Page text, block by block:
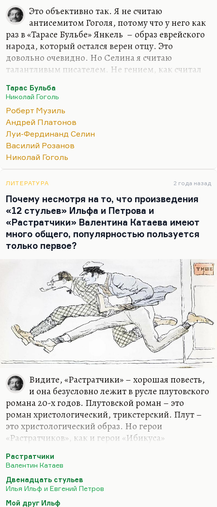
Это объективно так. Я не считаю
антисемитом Гоголя, потому что у него как
раз в «Тарасе Бульбе» Янкель – образ еврейского
народа, который остался верен отцу. Это
довольно очевидно. Но Селина я считаю
талантливым писателем. Не гением, как считал
отцом литературы ХХ века). Но я считаю Селина
писателем, хотя я прочел его довольно поздно –
кстати, по личной рекомендации того же
Нагибина. Мы встретились в «Вечернем клубе», я
его спросил о какой-то книге, и он сказал:
Селина это все чушь»
Платонова. Относительно Селина и Платонова я
это…
Тарас Бульба
Николай Гоголь
Роберт Музиль
Андрей Платонов
Луи-Фердинанд Селин
Василий Розанов
Николай Гоголь
ЛИТЕРАТУРА 2 года назад
Почему несмотря на то, что произведения
«12 стульев» Ильфа и Петрова и
«Растратчики» Валентина Катаева имеют
много общего, популярностью пользуется
только первое?
Видите, «Растратчики» – хорошая повесть,
и она безусловно лежит в русле плутовского
романа 20-х годов. Плутовской роман – это
роман христологический, трикстерский. Плут –
это христологический образ. Но герои
«Растратчиков», как и герои «Ибикуса»
Невзоров – еще раз подчеркиваю, это герой А.Н.
есть определенная лихость, но он противен, и с
этим ничего не поделаешь. Эти его жидкие усики
Растратчики
Валентин Катаев
Двенадцать стульев
Илья Ильф и Евгений Петров
Мой друг Ильф